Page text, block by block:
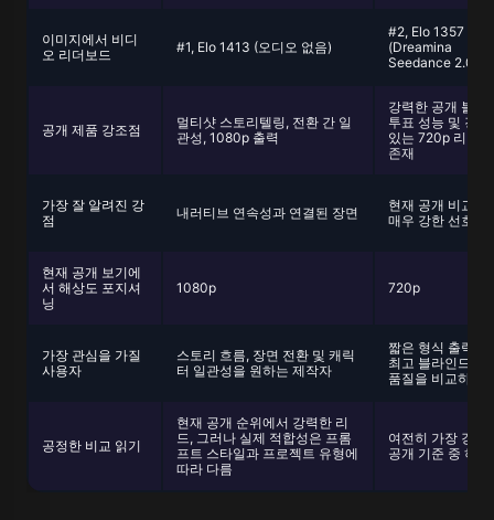
이미지에서 비디
오 리더보드
#1, Elo 1413 (오디오 없음)
#2, Elo 1357
(Dreamina
Seedance 2.0
공개 제품 강조점
멀티샷 스토리텔링, 전환 간 일
관성, 1080p 출력
강력한 공개 블라
투표 성능 및 경쟁
있는 720p 리더
존재
가장 잘 알려진 강
점
내러티브 연속성과 연결된 장면
현재 공개 비교에
매우 강한 선호 점
현재 공개 보기에
서 해상도 포지셔
닝
1080p 720p
가장 관심을 가질
사용자
스토리 흐름, 장면 전환 및 캐릭
터 일관성을 원하는 제작자
짧은 형식 출력에
최고 블라인드 투
품질을 비교하는
공정한 비교 읽기
현재 공개 순위에서 강력한 리
드, 그러나 실제 적합성은 프롬
프트 스타일과 프로젝트 유형에
따라 다름
여전히 가장 강력
공개 기준 중 하나